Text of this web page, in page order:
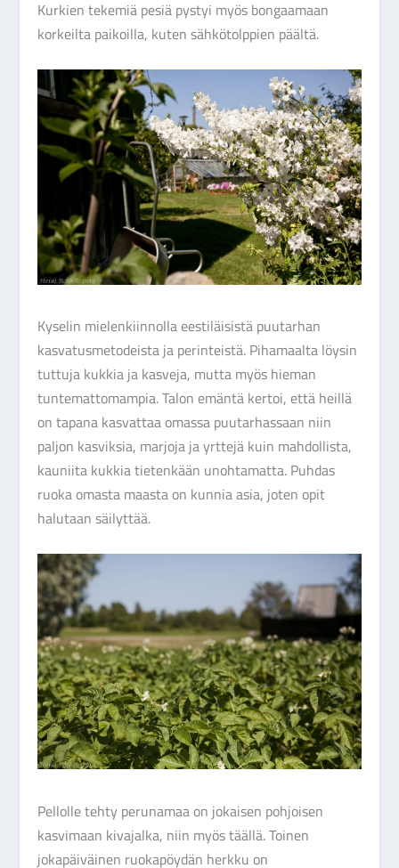
Kurkien tekemiä pesiä pystyi myös bongaamaan
korkeilta paikoilla, kuten sähkötolppien päältä.
Kyselin mielenkiinnolla eestiläisistä puutarhan
kasvatusmetodeista ja perinteistä. Pihamaalta löysin
tuttuja kukkia ja kasveja, mutta myös hieman
tuntemattomampia. Talon emäntä kertoi, että heillä
on tapana kasvattaa omassa puutarhassaan niin
paljon kasviksia, marjoja ja yrttejä kuin mahdollista,
kauniita kukkia tietenkään unohtamatta. Puhdas
ruoka omasta maasta on kunnia asia, joten opit
halutaan säilyttää.
Pellolle tehty perunamaa on jokaisen pohjoisen
kasvimaan kivajalka, niin myös täällä. Toinen
jokapäiväinen ruokapöydän herkku on